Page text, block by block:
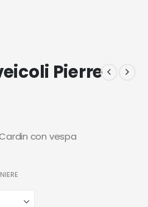
Pierre
con vespa